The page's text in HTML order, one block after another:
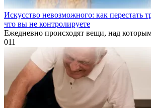
Искусство невозможного: как перестать
что вы не контролируете
Ежедневно происходят вещи, над
011